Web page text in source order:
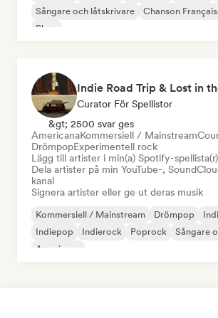
Sångare och låtskrivare
Chanson
Blues
Curator För Spellistor
&gt; 2500 svar ges
AmericanaKommersiell / Mainstream
DrömpopExperimentell rock
Lägg till artister i min(a) Spotify-spellista(r)
Dela artister på min YouTube-,
kanal
Signera artister eller ge ut deras musik
Kommersiell / Mainstream Drömpop
Indiepop
Indierock Poprock
Sångare
Americana